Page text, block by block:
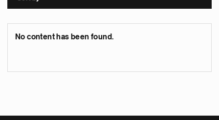
No content has been found.